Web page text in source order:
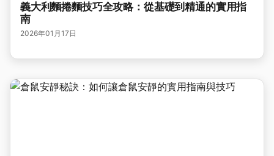
義大利麵捲麵技巧全攻略：從基礎到精通的實用指
南
2026年01月17日